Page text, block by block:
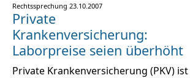
Rechtssprechung 23.10.2007
Private
Krankenversicherung:
Laborpreise seien überhöht
Private Krankenversicherung (PKV) ist